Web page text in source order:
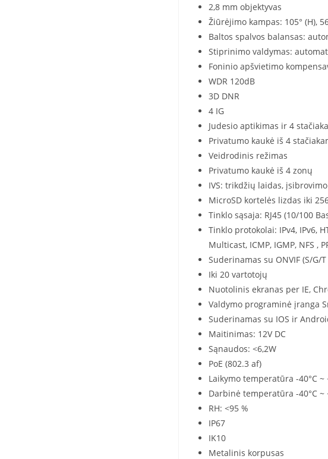
2,8 mm objektyvas
Žiūrėjimo kampas: 105° (H),
Baltos spalvos balansas:
Stiprinimo valdymas:
Foninio apšvietimo
WDR 120dB
3D DNR
4 IG
Judesio aptikimas ir 4
Privatumo kaukė iš 4
Veidrodinis režimas
Privatumo kaukė iš 4 zonų
IVS: trikdžių laidas,
MicroSD kortelės lizdas iki
Tinklo sąsaja: RJ45 (10/100
Tinklo protokolai: IPv4, IPv6,
Multicast, ICMP, IGMP, NFS ,
Suderinamas su ONVIF (S/G/
Iki 20 vartotojų
Nuotolinis ekranas per IE,
Valdymo programinė įranga
Suderinamas su IOS ir
Maitinimas: 12V DC
Sąnaudos: <6,2W
PoE (802.3 af)
Laikymo temperatūra -40°C ~
Darbinė temperatūra -40°C ~
RH: <95 %
IP67
IK10
Metalinis korpusas